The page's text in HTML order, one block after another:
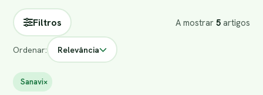
Filtros A mostrar 5 artigos
Ordenar: Relevância
Sanavi×